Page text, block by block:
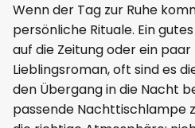
Wenn der Tag zur Ruhe
persönliche Rituale. Ein
auf die Zeitung oder ein paar
Lieblingsroman, oft sind es
den Übergang in die Nacht
passende Nachttischlampe